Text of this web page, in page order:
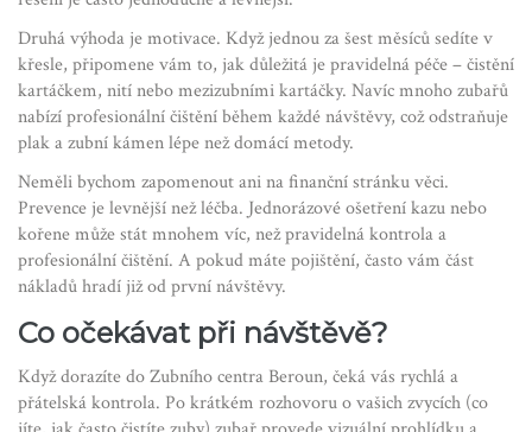
Druhá výhoda je motivace. Když jednou za šest měsíců sedíte v
křesle, připomene vám to, jak důležitá je pravidelná péče – čistění
kartáčkem, nití nebo mezizubními kartáčky. Navíc mnoho zubařů
nabízí profesionální čištění během každé návštěvy, což odstraňuje
plak a zubní kámen lépe než domácí metody.
Neměli bychom zapomenout ani na finanční stránku věci.
Prevence je levnější než léčba. Jednorázové ošetření kazu nebo
kořene může stát mnohem víc, než pravidelná kontrola a
profesionální čištění. A pokud máte pojištění, často vám část
nákladů hradí již od první návštěvy.
Co očekávat při návštěvě?
Když dorazíte do Zubního centra Beroun, čeká vás rychlá a
přátelská kontrola. Po krátkém rozhovoru o vašich zvycích (co